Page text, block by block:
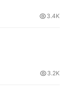
3.4K
3.2K